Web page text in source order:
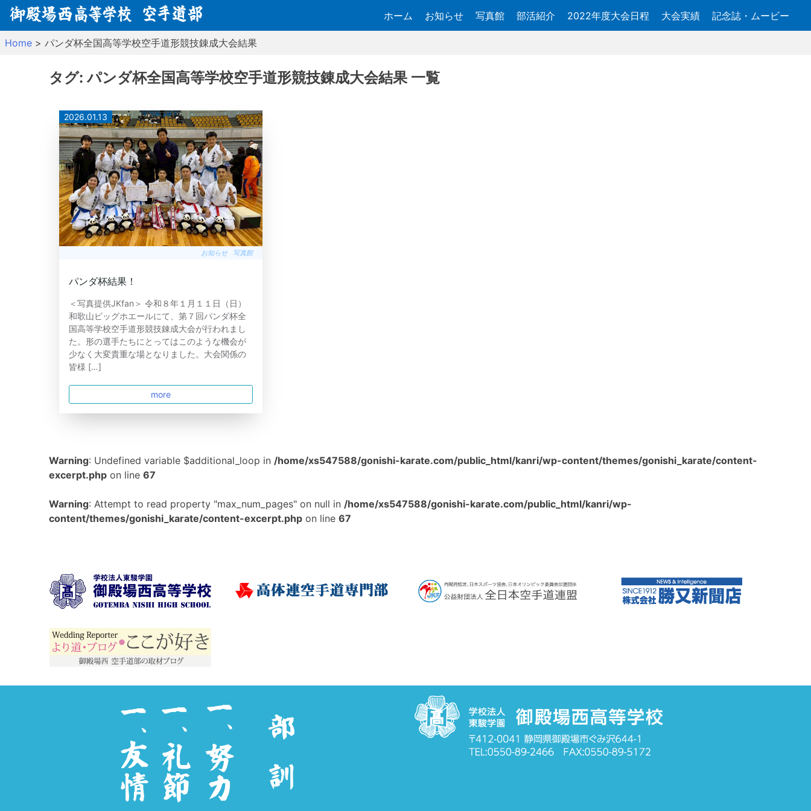
Skip
ホーム お知らせ 写真館 部活紹介 2022年度大会日程 大会実績 記念誌・ムービー
Home > パンダ杯全国高等学校空手道形競技錬成大会結果
タグ:パンダ杯全国高等学校空手道形競技錬成大会結果一覧
2026.01.13
お知らせ 写真館
パンダ杯結果！
＜写真提供JKfan＞ 令和８年１月１１日（日）
和歌山ビッグホエールにて、第７回パンダ杯全
国高等学校空手道形競技錬成大会が行われまし
た。形の選手たちにとってはこのような機会が
少なく大変貴重な場となりました。大会関係の
皆様 […]
more
Warning: Undefined variable $additional_loop in /home/xs547588/gonishi-karate.com/public_html/kanri/wp-content/themes/gonishi_karate/content-
excerpt.phpon line 67
Warning: Attempt to read property "max_num_pages" on null in /home/xs547588/gonishi-karate.com/public_html/kanri/wp-
content/themes/gonishi_karate/content-excerpt.phpon line 67